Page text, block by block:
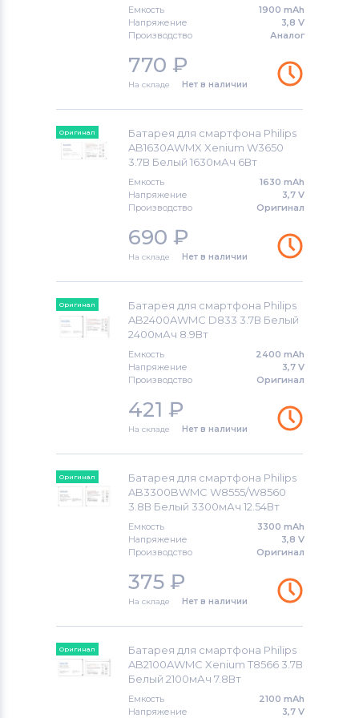
Аккумуляторы для смартфонов ZTE
Аккумуляторы для смартфонов
Аккумуляторы для смартфонов UMI
Аккумуляторы для смартфонов
Аккумуляторы для смартфонов
Motorola
Аккумуляторы для смартфонов
Аккумуляторы для смартфонов
Аккумуляторы для смартфонов
Nubia
Аккумуляторы для смартфонов
Highscreen
Аккумуляторы для смартфонов
Nokia
Аккумуляторы для смартфоновVivo
Емкость
1900 mAh
Напряжение
3,8 V
Производство
Аналог
770 ₽
На складе Нет в наличии
Оригинал
Батарея для смартфона Philips
AB1630AWMX Xenium W3650
3.7В Белый 1630мАч 6Вт
Емкость
1630 mAh
Напряжение
3,7 V
Производство
Оригинал
690 ₽
На складе Нет в наличии
Оригинал
Батарея для смартфона Philips
AB2400AWMC D833 3.7В Белый
2400мАч 8.9Вт
Емкость
2400 mAh
Напряжение
3,7 V
Производство
Оригинал
421 ₽
На складе Нет в наличии
Оригинал
Батарея для смартфона Philips
AB3300BWMC W8555/W8560
3.8В Белый 3300мАч 12.54Вт
Емкость
3300 mAh
Напряжение
3,8 V
Производство
Оригинал
375 ₽
На складе Нет в наличии
Оригинал
Батарея для смартфона Philips
AB2100AWMC Xenium T8566 3.7В
Белый 2100мАч 7.8Вт
Емкость
2100 mAh
Напряжение
3,7 V